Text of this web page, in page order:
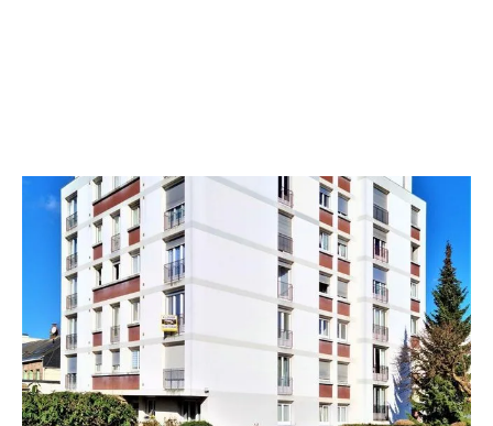
ROUEN 76
76 m 2, 4 pièces
Ref : 27332
Appartement F4 à vendre
105 000 €
[C a VENDRE] - Jardin des plantes Nous vous
proposons un appartement vendu loué de type F4